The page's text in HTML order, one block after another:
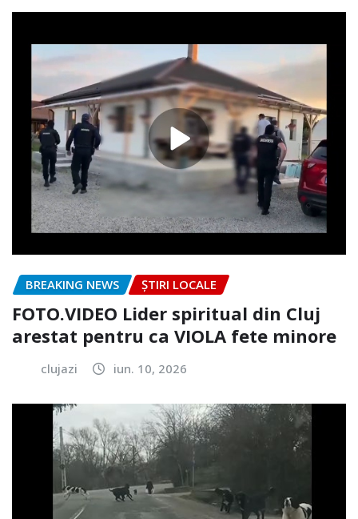
BREAKING NEWS ȘTIRI LOCALE
FOTO.VIDEO Lider spiritual din Cluj
arestat pentru ca VIOLA fete minore
clujazi iun. 10, 2026